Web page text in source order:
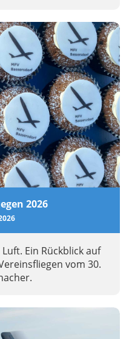
2026
Ein Rückblick auf
vom 30.